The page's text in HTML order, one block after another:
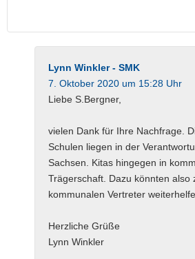
Lynn Winkler - SMK
7. Oktober 2020 um 15:28 Uhr
Liebe S.Bergner,
vielen Dank für Ihre Nachfrage.
Schulen liegen in der
Sachsen. Kitas hingegen in
Trägerschaft. Dazu könnten also
kommunalen Vertreter
Herzliche Grüße
Lynn Winkler